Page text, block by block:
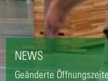
NEWS
Geänderte